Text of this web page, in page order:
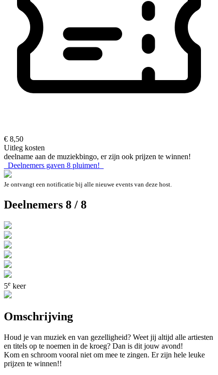
€ 8,50
Uitleg kosten
deelname aan de muziekbingo, er zijn ook prijzen te winnen!
Deelnemers gaven 8 pluimen!
Je ontvangt een notificatie bij alle nieuwe events van deze host.
Deelnemers 8 / 8
5e keer
Omschrijving
Houd je van muziek en van gezelligheid? Weet jij altijd alle artiesten
en titels op te noemen in de kroeg? Dan is dit jouw avond!
Kom en schroom vooral niet om mee te zingen. Er zijn hele leuke
prijzen te winnen!!